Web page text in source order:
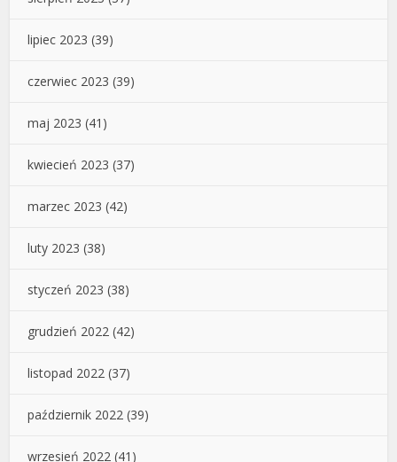
lipiec 2023 (39)
czerwiec 2023 (39)
maj 2023 (41)
kwiecień 2023 (37)
marzec 2023 (42)
luty 2023 (38)
styczeń 2023 (38)
grudzień 2022 (42)
listopad 2022 (37)
październik 2022 (39)
wrzesień 2022 (41)